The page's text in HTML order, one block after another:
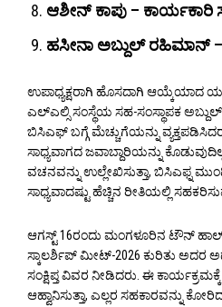
ಆಶೀನ್ ಕಾಪು – ಕಾರ್ಯಕಾರಿ
ಹಸೀನಾ ಅಬ್ದುಲ್ ರಹಿಮಾನ್ –
ಉಪಾಧ್ಯಕ್ಷರಾಗಿ ಹೊಸದಾಗಿ ಆಯ್ಕೆಯಾದ
ಎಲ್ಎಲ್ಸಿ ಸಂಸ್ಥೆಯ ಸಹ-ಸಂಸ್ಥಾಪಕ
ಬಿಸಿಎಫ್ ಬಗ್ಗೆ ಮೆಚ್ಚುಗೆಯನ್ನು
ಸಾಧ್ಯವಾಗದ ಜವಾಬ್ದಾರಿಯನ್ನು
ವಚನವನ್ನು ಉಲ್ಲೇಖಿಸುತ್ತಾ, ಬಿಸಿಎಫ್ನ
ಸಾಧ್ಯವಾದಷ್ಟು ಹೆಚ್ಚಿನ ರೀತಿಯಲ್ಲಿ
ಆಗಸ್ಟ್ 16ರಂದು ಮಂಗಳೂರಿನ ಟೌನ್
ಸ್ಕಾಲರ್ಶಿಪ್ ಮೀಟ್-2026 ಕುರಿತು ಅದರ
ಸಂಕ್ಷಿಪ್ತ ವಿವರ ನೀಡಿದರು. ಈ
ಆಹ್ವಾನಿಸುತ್ತಾ, ಎಲ್ಲರ ಸಹಕಾರವನ್ನು